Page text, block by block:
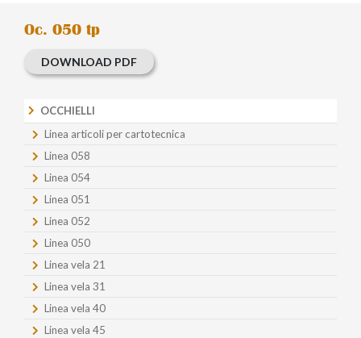
Oc. 050 tp
DOWNLOAD PDF
OCCHIELLI
Linea articoli per cartotecnica
Linea 058
Linea 054
Linea 051
Linea 052
Linea 050
Linea vela 21
Linea vela 31
Linea vela 40
Linea vela 45